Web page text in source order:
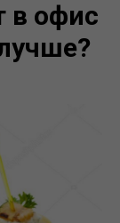
в офис